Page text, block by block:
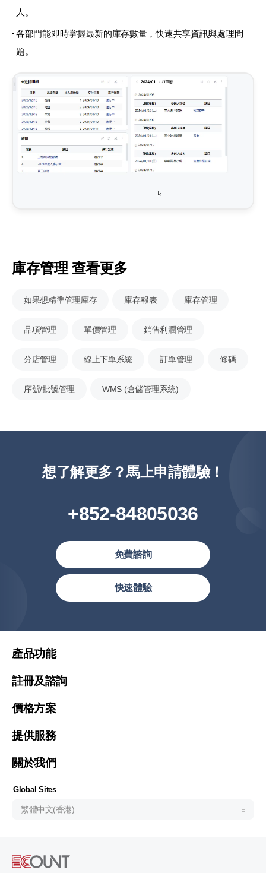
人。
各部門能即時掌握最新的庫存數量，快速共享資訊與處理問
題。
庫存管理 查看更多
如果想精準管理庫存 庫存報表 庫存管理
品項管理 單價管理 銷售利潤管理
分店管理 線上下單系統 訂單管理 條碼
序號/批號管理 WMS (倉儲管理系統)
想了解更多？馬上申請體驗！
+852-84805036
免費諮詢
快速體驗
產品功能
註冊及諮詢
價格方案
提供服務
關於我們
Global Sites
繁體中文(香港)
繁體中文(香港)
United States (English)
Việt Nam (Tiếng Việt)
한국 (한국어)
Indonesia (Bahasa Indonesia)
Philipines(English)
Узбекистан (русский)